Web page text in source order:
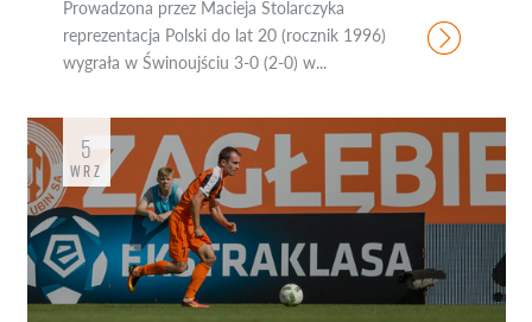
Prowadzona przez Macieja Stolarczyka
reprezentacja Polski do lat 20 (rocznik 1996)
wygrała w Świnoujściu 3-0 (2-0) w...
5
WRZ